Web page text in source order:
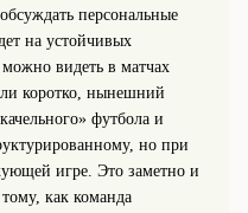
персональные
на устойчивых
видеть в матчах
коротко, нынешний
футбола и
но при
игре. Это заметно и
как команда